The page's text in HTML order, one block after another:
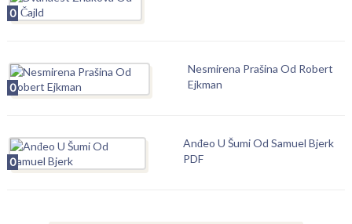
0
0
Nesmirena Prašina Od Robert
Ejkman
0
Anđeo U Šumi Od Samuel Bjerk
PDF